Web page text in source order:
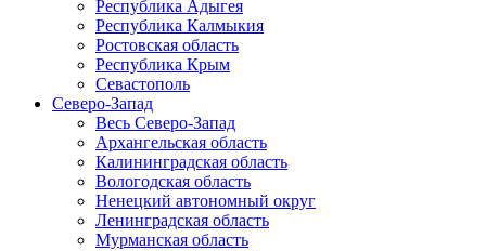
Республика Адыгея
Республика Калмыкия
Ростовская область
Республика Крым
Севастополь
Северо-Запад
Весь Северо-Запад
Архангельская область
Калининградская область
Вологодская область
Ненецкий автономный округ
Ленинградская область
Мурманская область